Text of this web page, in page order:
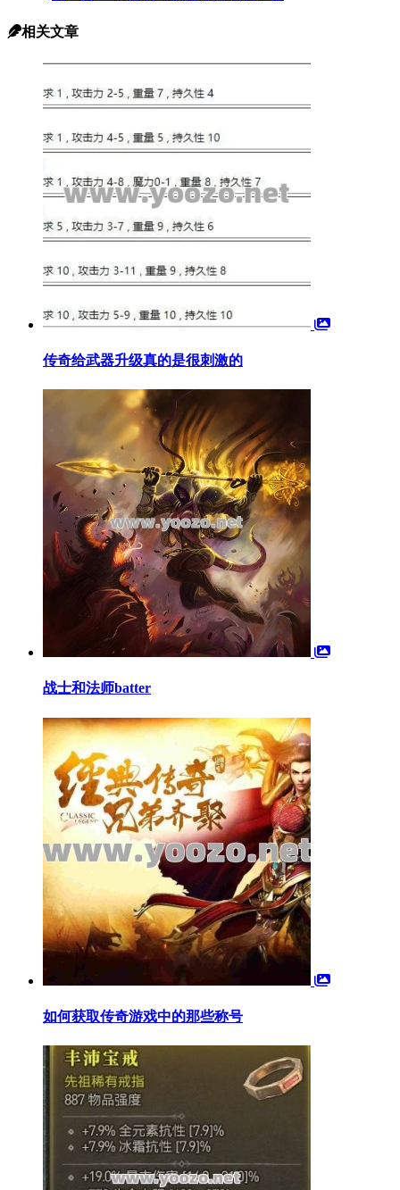
相关文章
传奇给武器升级真的是很刺激的
战士和法师batter
如何获取传奇游戏中的那些称号